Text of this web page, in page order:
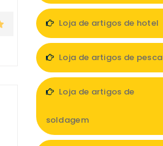
Loja de artigos de hotel
Loja de artigos de pesca
Loja de artigos de
soldagem